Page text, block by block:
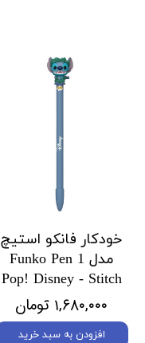
خودکار فانکو استیچ
مدل 1 Funko Pen
Pop! Disney - Stitch
۱,۶۸۰,۰۰۰ تومان
افزودن به سبد خرید